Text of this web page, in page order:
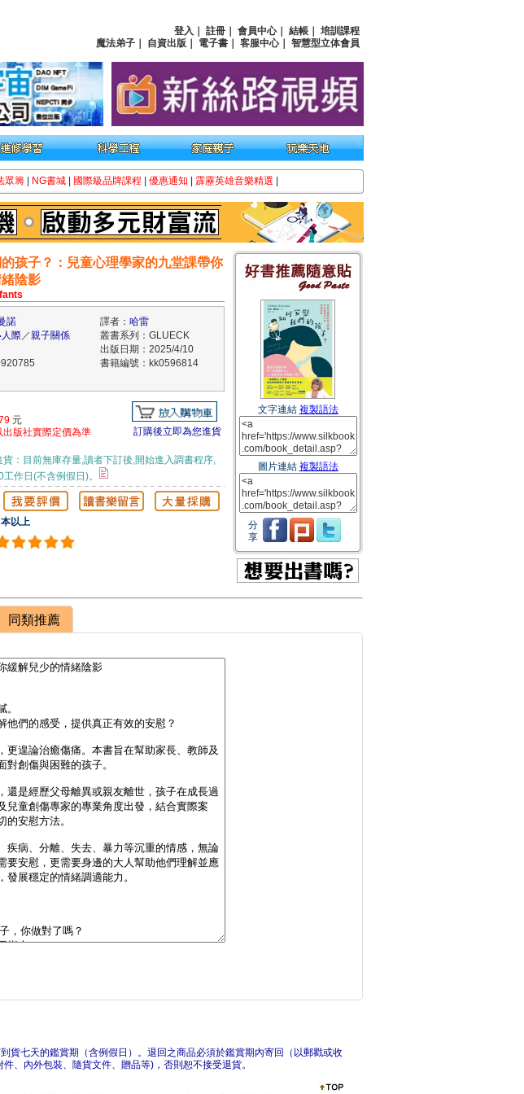
登入 註冊 會員中心｜ 結帳
培訓課程
魔法弟子
自資出版 電子書 客服中心｜ 智慧型立体會員
眾籌 NG書城 國際級品牌課程 優惠通知 霹靂英雄音樂精選
孩子？：兒童心理學家的九堂課帶你
陰影
諾 譯者： 哈雷
人際／親子關係
叢書系列：GLUECK
出版日期：2025/4/10
書籍編號：kk0596814
元
版社實際定價為準
訂購後立即為您進貨
：目前無庫存量,讀者下訂後,開始進入調書程序,
作日(不含例假日)。
以上
文字連結 複製語法
圖片連結 複製語法
分
享
同類推薦
貨七天的鑑賞期（含例假日）。退回之商品必須於鑑賞期內寄回（以郵戳或收
、內外包裝、隨貨文件、贈品等)，否則恕不接受退貨。